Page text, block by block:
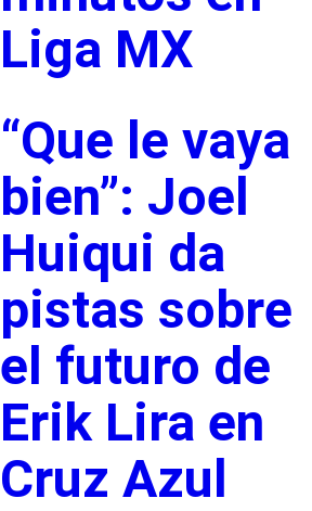
Liga MX
“Que le vaya
bien”: Joel
Huiqui da
pistas sobre
el futuro de
Erik Lira en
Cruz Azul